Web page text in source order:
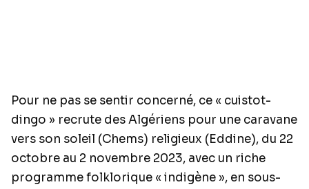
Pour ne pas se sentir concerné, ce « cuistot-
dingo » recrute des Algériens pour une caravane
vers son soleil (Chems) religieux (Eddine), du 22
octobre au 2 novembre 2023, avec un riche
programme folklorique « indigène », en sous-